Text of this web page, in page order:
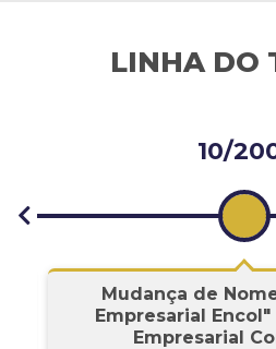
LINHA DO
10/
Mudança de
Empresarial
Empresarial